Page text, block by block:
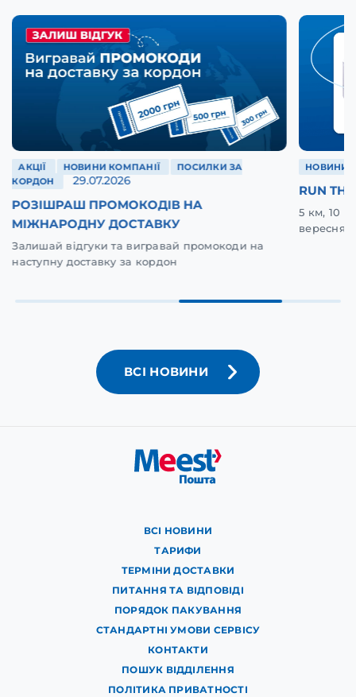
АКЦІЇ НОВИНИ КОМПАНІЇ
ПОСИЛКИ ЗА
КОРДОН
29.07.2026
РОЗІШРАШ ПРОМОКОДІВ НА
МІЖНАРОДНУ ДОСТАВКУ
Залишай відгуки та вигравай промокоди на
наступну доставку за кордон
НОВИНИ
RUN
5 км, 10
вересня
ВСІ НОВИНИ
ВСІ НОВИНИ
ТАРИФИ
ТЕРМІНИ ДОСТАВКИ
ПИТАННЯ ТА ВІДПОВІДІ
ПОРЯДОК ПАКУВАННЯ
СТАНДАРТНІ УМОВИ СЕРВІСУ
КОНТАКТИ
ПОШУК ВІДДІЛЕННЯ
ПОЛІТИКА ПРИВАТНОСТІ